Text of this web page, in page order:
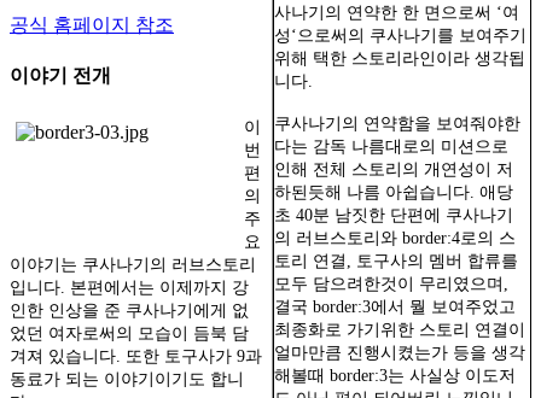
공식 홈페이지 참조
이야기 전개
이
번
편
의
주
요
이야기는 쿠사나기의 러브스토리
입니다. 본편에서는 이제까지 강
인한 인상을 준 쿠사나기에게 없
었던 여자로써의 모습이 듬북 담
겨져 있습니다. 또한 토구사가 9과
동료가 되는 이야기이기도 합니
사나기의 연약한 한 면으로써 ‘여
성‘으로써의 쿠사나기를 보여주기
위해 택한 스토리라인이라 생각됩
니다.
쿠사나기의 연약함을 보여줘야한
다는 감독 나름대로의 미션으로
인해 전체 스토리의 개연성이 저
하된듯해 나름 아쉽습니다. 애당
초 40분 남짓한 단편에 쿠사나기
의 러브스토리와 border:4로의 스
토리 연결, 토구사의 멤버 합류를
모두 담으려한것이 무리였으며,
결국 border:3에서 뭘 보여주었고
최종화로 가기위한 스토리 연결이
얼마만큼 진행시켰는가 등을 생각
해볼때 border:3는 사실상 이도저